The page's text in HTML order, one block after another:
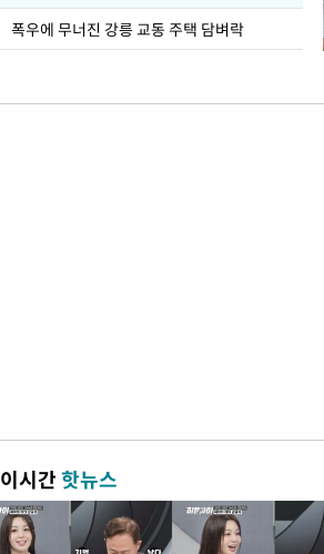
폭우에 무너진 강릉 교동 주택 담벼락
이시간핫뉴스